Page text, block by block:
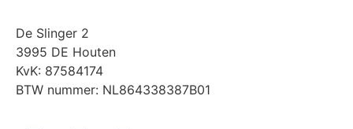
De Slinger 2
3995 DE Houten
KvK: 87584174
BTW nummer: NL864338387B01